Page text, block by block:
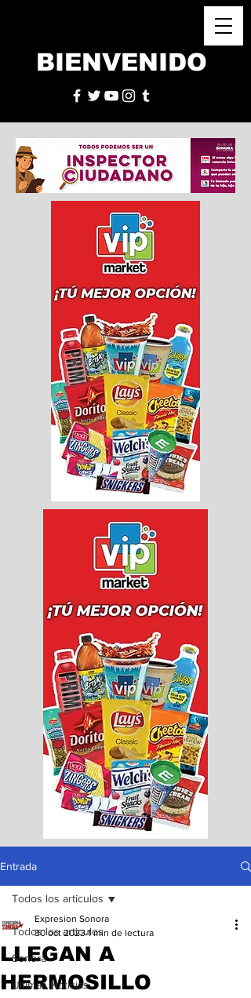
BIENVENIDO
Entrada
Todos los articulos
Sonora
Ultimas Noticias
Todos los articulos
LLEGAN A
HERMOSILLO
Expresion Sonora
30 oct 2023 1 min de lectura